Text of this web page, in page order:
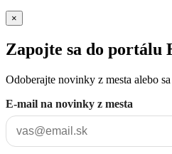
×
Zapojte sa do portálu
Odoberajte novinky z mesta alebo
E-mail na novinky z mesta